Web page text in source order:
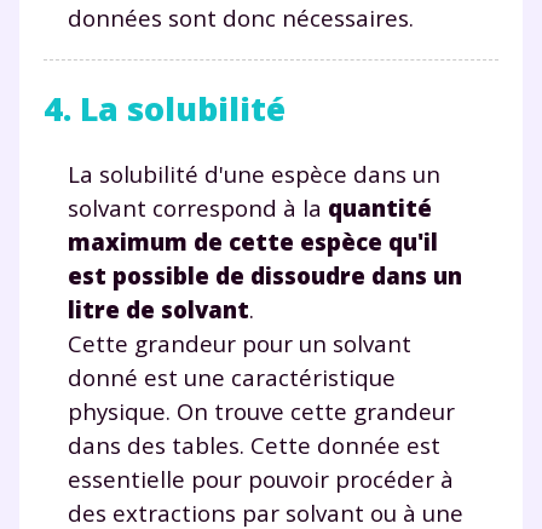
données sont donc nécessaires.
4. La solubilité
La solubilité d'une espèce dans un
solvant correspond à la quantité
maximum de cette espèce qu'il
est possible de dissoudre dans un
litre de solvant.
Cette grandeur pour un solvant
donné est une caractéristique
physique. On trouve cette grandeur
dans des tables. Cette donnée est
essentielle pour pouvoir procéder à
des extractions par solvant ou à une